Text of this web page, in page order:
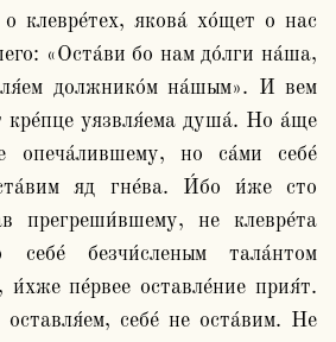
клевре́тех, якова́ хо́щет о нас
«Оста́ви бо нам до́лги на́ша,
должнико́м на́шым». И вем
кре́пце уязвля́ема душа́. Но а́ще
опеча́лившему, но са́ми себе́
яд гне́ва. И́бо и́же сто
прегреши́вшему, не клевре́та
безчи́сленым тала́нтом
и́хже пе́рвее оставле́ние прия́т.
себе́ не оста́вим. Не